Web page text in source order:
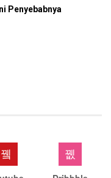
Penyebabnya